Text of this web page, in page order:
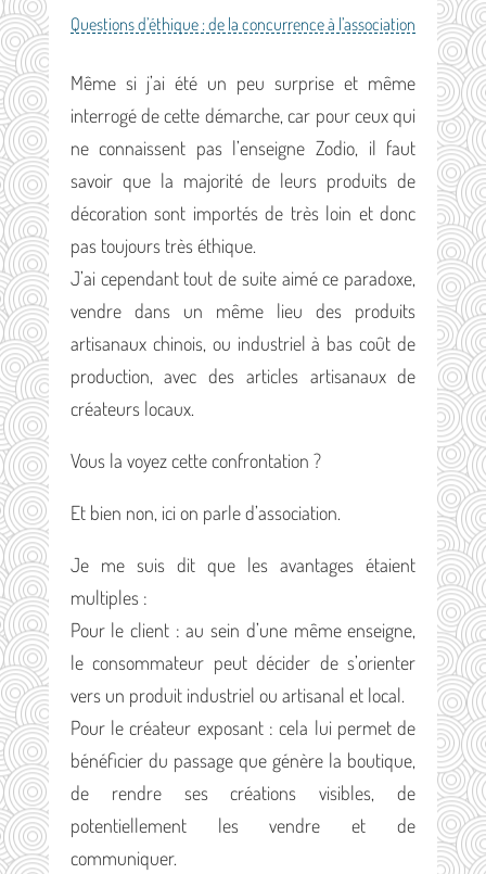
Questions d’éthique : de la concurrence à l’association
Même si j’ai été un peu surprise et même
interrogé de cette démarche, car pour ceux qui
ne connaissent pas l’enseigne Zodio, il faut
savoir que la majorité de leurs produits de
décoration sont importés de très loin et donc
pas toujours très éthique.
J’ai cependant tout de suite aimé ce paradoxe,
vendre dans un même lieu des produits
artisanaux chinois, ou industriel à bas coût de
production, avec des articles artisanaux de
créateurs locaux.
Vous la voyez cette confrontation ?
Et bien non, ici on parle d’association.
Je me suis dit que les avantages étaient
multiples :
Pour le client : au sein d’une même enseigne,
le consommateur peut décider de s’orienter
vers un produit industriel ou artisanal et local.
Pour le créateur exposant : cela lui permet de
bénéficier du passage que génère la boutique,
de rendre ses créations visibles, de
potentiellement les vendre et de
communiquer.